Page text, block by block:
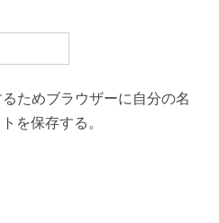
ためブラウザーに自分の名
を保存する。